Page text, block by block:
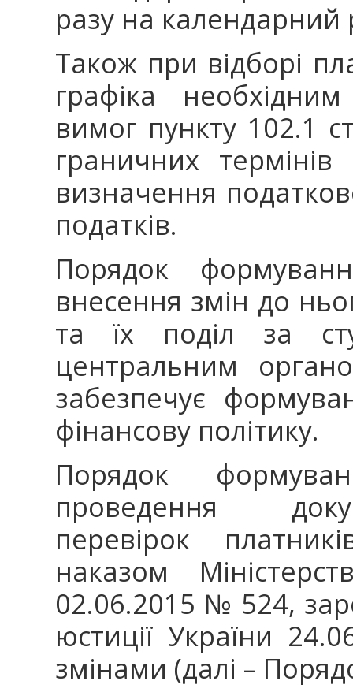
разу на календарний
Також при відборі
графіка
вимог пункту 102.1
граничних
визначення
податків.
Порядок
внесення змін до
та їх поділ за
центральним
забезпечує
фінансову політику.
Порядок
проведення
перевірок
наказом
02.06.2015 № 524,
юстиції України
змінами (далі –